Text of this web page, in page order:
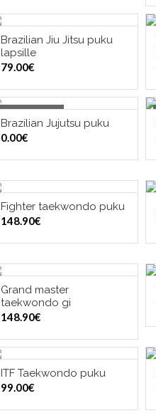
VALITSE VAIHTOEHDOISTA
Brazilian Jiu Jitsu puku
lapsille
79.00€
Out of Stock
OUT OF STOCK
Brazilian Jujutsu puku
0.00€
VALITSE VAIHTOEHDOISTA
Fighter taekwondo puku
148.90€
VALITSE VAIHTOEHDOISTA
Grand master
taekwondo gi
148.90€
VALITSE VAIHTOEHDOISTA
ITF Taekwondo puku
99.00€